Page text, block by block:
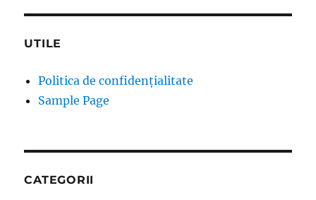
UTILE
Politica de confidențialitate
Sample Page
CATEGORII